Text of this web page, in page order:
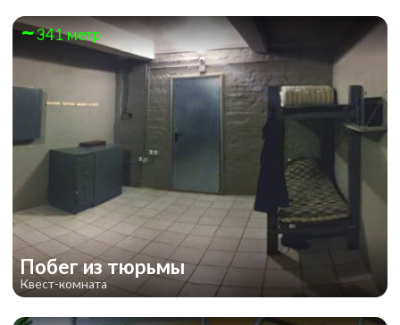
341 метр
Побег из тюрьмы
Квест-комната